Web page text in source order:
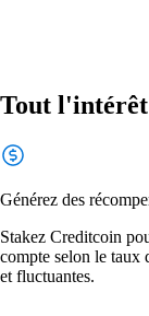
Tout
Générez des
Stakez Creditcoin
compte selon le taux
et fluctuantes.